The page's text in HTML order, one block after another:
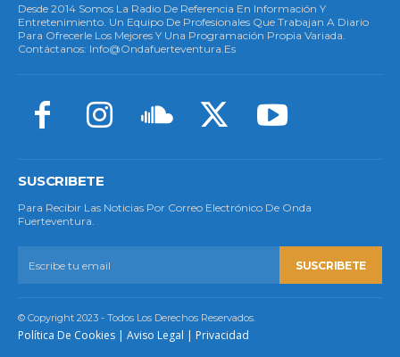
Desde 2014 Somos La Radio De Referencia En Información Y
Entretenimiento. Un Equipo De Profesionales Que Trabajan A Diario
Para Ofrecerle Los Mejores Y Una Programación Propia Variada.
Contáctanos: Info@ondafuerteventura.es
SUSCRIBETE
Para Recibir Las Noticias Por Correo Electrónico De Onda
Fuerteventura.
SUSCRIBETE
© Copyright 2023 - Todos Los Derechos Reservados.
Política De Cookies | Aviso Legal | Privacidad